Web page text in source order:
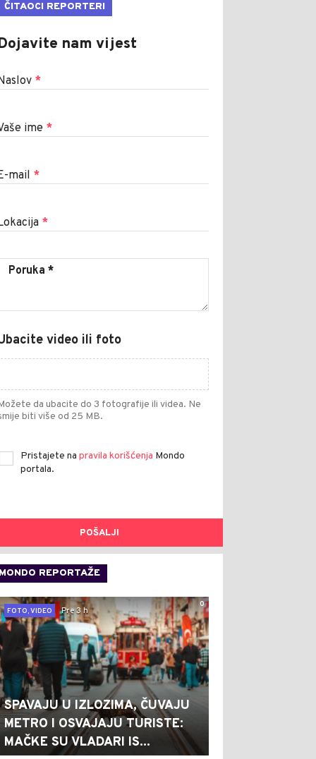
ČITAOCI REPORTERI
nam vijest
*
ime *
mail *
*
video ili foto
da ubacite do 3 fotografije ili videa. Ne
biti više od 25 MB.
Pristajete na pravila korišćenja Mondo
portala.
POŠALJI
MONDO REPORTAŽE
0
FOTO, VIDEO
Pre 3 h
SPAVAJU U IZLOZIMA, ČUVAJU
METRO I OSVAJAJU TURISTE:
MAČKE SU VLADARI IS...